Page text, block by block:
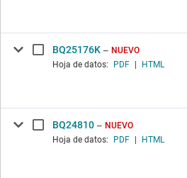
BQ25176K
NUEVO
Hoja de datos:
PDF HTML
BQ24810
NUEVO
Hoja de datos:
PDF HTML